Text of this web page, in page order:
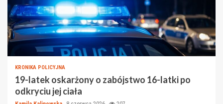
KRONIKA POLICYJNA
19-latek oskarżony o zabójstwo 16-latki po
odkryciu jej ciała